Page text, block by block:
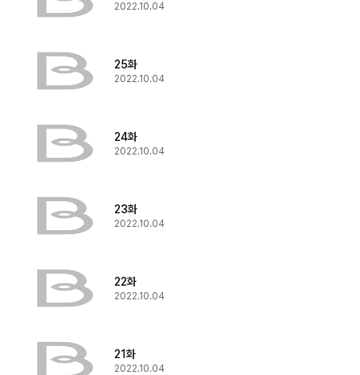
2022.10.04
25화
2022.10.04
24화
2022.10.04
23화
2022.10.04
22화
2022.10.04
21화
2022.10.04